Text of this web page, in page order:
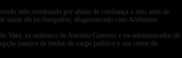
sido condenado por abuso de confiança a oito anos de
saúde do ex-banqueiro, diagnosticado com Alzheimer.
Vara, ex-ministro de António Guterres e ex-administrador da
passiva de titular de cargo político e um crime de